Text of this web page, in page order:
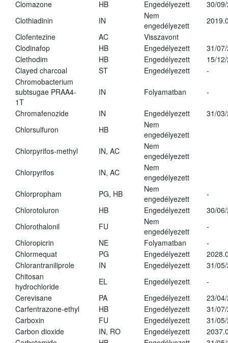
Clomazone HB Engedélyezett
30/
Clothiadinin
IN
Nem
engedélyezett
Clofentezine
AC
Visszavont
Clodinafop
HB Engedélyezett
31/
Clethodim
HB Engedélyezett
15/
Clayed charcoal
ST Engedélyezett
-
Chromobacterium
subtsugae PRAA4-
1T
IN Folyamatban -
Chromafenozide IN Engedélyezett
31/
Chlorsulfuron
HB
Nem
engedélyezett
Chlorpyrifos-methyl
IN, AC
Nem
engedélyezett
Chlorpyrifos
IN, AC
Nem
engedélyezett
Chlorpropham
PG, HB
Nem
engedélyezett
-
Chlorotoluron
HB Engedélyezett
30/
Chlorothalonil
FU
Nem
engedélyezett
-
Chloropicrin
NE Folyamatban
-
Chlormequat
PG Engedélyezett
Chlorantraniliprole
IN Engedélyezett
31/
Chitosan
hydrochloride
EL Engedélyezett
-
Cerevisane
PA Engedélyezett
23/
Carfentrazone-ethyl
HB Engedélyezett
31/
Carboxin
FU Engedélyezett
31/
Carbon dioxide
IN, RO Engedélyezett